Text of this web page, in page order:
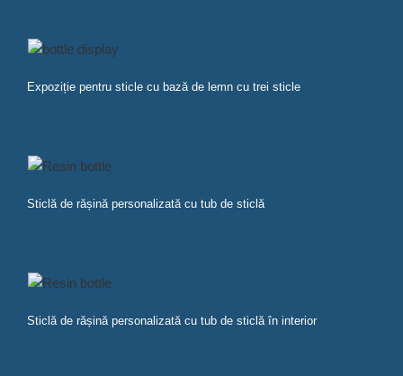
Expoziție pentru sticle cu bază de lemn cu trei sticle
Sticlă de rășină personalizată cu tub de sticlă
Sticlă de rășină personalizată cu tub de sticlă în interior